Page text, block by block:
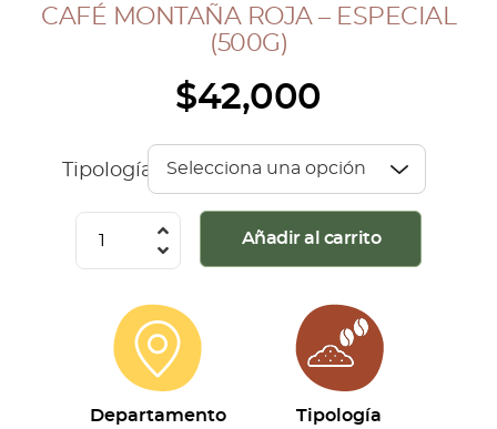
INGRESAR
Cerrar Sesión
CAFÉ MONTAÑA ROJA – ESPECIAL
(500G)
$42,000
Tipología
Especial
(500g)
cantidad
Añadir al carrito
Departamento
Tipología